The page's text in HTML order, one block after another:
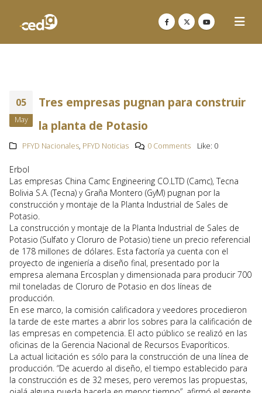
05
May
Tres empresas pugnan para construir
la planta de Potasio
PFYD Nacionales, PFYD Noticias 0 Comments Like: 0
Erbol
Las empresas China Camc Engineering CO.LTD (Camc), Tecna
Bolivia S.A. (Tecna) y Graña Montero (GyM) pugnan por la
construcción y montaje de la Planta Industrial de Sales de
Potasio.
La construcción y montaje de la Planta Industrial de Sales de
Potasio (Sulfato y Cloruro de Potasio) tiene un precio referencial
de 178 millones de dólares. Esta factoría ya cuenta con el
proyecto de ingeniería a diseño final, presentado por la
empresa alemana Ercosplan y dimensionada para producir 700
mil toneladas de Cloruro de Potasio en dos líneas de
producción.
En ese marco, la comisión calificadora y veedores procedieron
la tarde de este martes a abrir los sobres para la calificación de
las empresas en competencia. El acto público se realizó en las
oficinas de la Gerencia Nacional de Recursos Evaporíticos.
La actual licitación es sólo para la construcción de una línea de
producción. “De acuerdo al diseño, el tiempo establecido para
la construcción es de 32 meses, pero veremos las propuestas,